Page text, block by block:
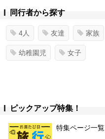
同行者から探す
4人 友達 家族
幼稚園児 女子
ピックアップ特集！
特集ページ一覧